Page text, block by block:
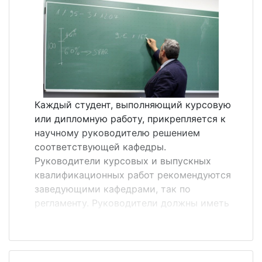
студентом того, что именно было
сделано в работе. Для примера выделены
цветом 4 задачи, которые приведены во
Введении, и 4 Вывода, которые по цвету
соответствуют каждой отдельно
поставленной задаче. После определения
цели, которая строго соответствует
названию ВКР (любой другой работе),
пишется стандартная фраза: Для
достижения поставленной цели необ...
Каждый студент, выполняющий курсовую
или дипломную работу, прикрепляется к
научному руководителю решением
соответствующей кафедры.
Руководители курсовых и выпускных
квалификационных работ рекомендуются
заведующими кафедрами, так по
регламенту. Руководители должны иметь